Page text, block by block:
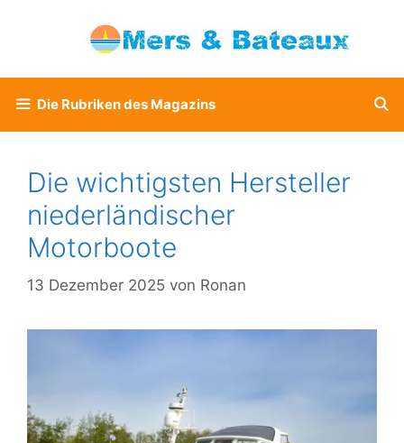
Die Rubriken des Magazins
Die wichtigsten Hersteller
niederländischer
Motorboote
13 Dezember 2025 von Ronan